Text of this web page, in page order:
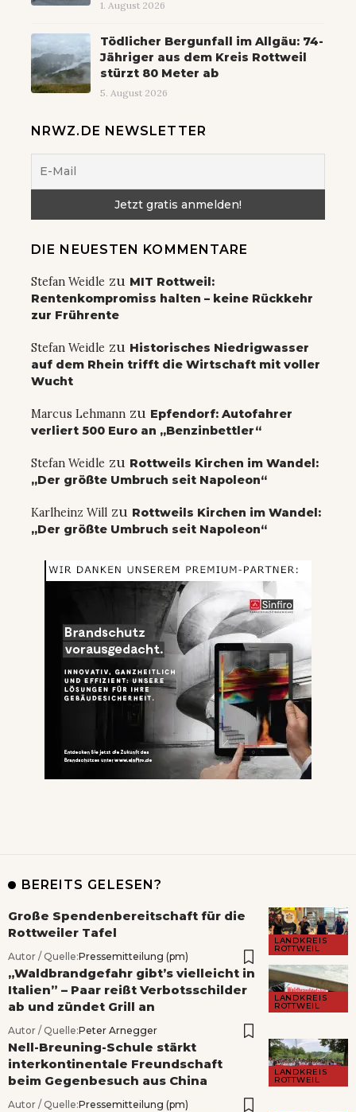
1. August 2026
Tödlicher Bergunfall im Allgäu: 74-
Jähriger aus dem Kreis Rottweil
stürzt 80 Meter ab
5. August 2026
NRWZ.DE NEWSLETTER
DIE NEUESTEN KOMMENTARE
Stefan Weidle zu MIT Rottweil:
Rentenkompromiss halten – keine Rückkehr
zur Frührente
Stefan Weidle zu Historisches Niedrigwasser
auf dem Rhein trifft die Wirtschaft mit voller
Wucht
Marcus Lehmann zu Epfendorf: Autofahrer
verliert 500 Euro an „Benzinbettler“
Stefan Weidle zu Rottweils Kirchen im Wandel:
„Der größte Umbruch seit Napoleon“
Karlheinz Will zu Rottweils Kirchen im Wandel:
„Der größte Umbruch seit Napoleon“
BEREITS GELESEN?
LANDKREIS
ROTTWEIL
Große Spendenbereitschaft für die
Rottweiler Tafel
Autor / Quelle:Pressemitteilung (pm)
LANDKREIS
ROTTWEIL
„Waldbrandgefahr gibt’s vielleicht in
Italien” – Paar reißt Verbotsschilder
ab und zündet Grill an
Autor / Quelle:Peter Arnegger
LANDKREIS
ROTTWEIL
Nell-Breuning-Schule stärkt
interkontinentale Freundschaft
beim Gegenbesuch aus China
Autor / Quelle:Pressemitteilung (pm)